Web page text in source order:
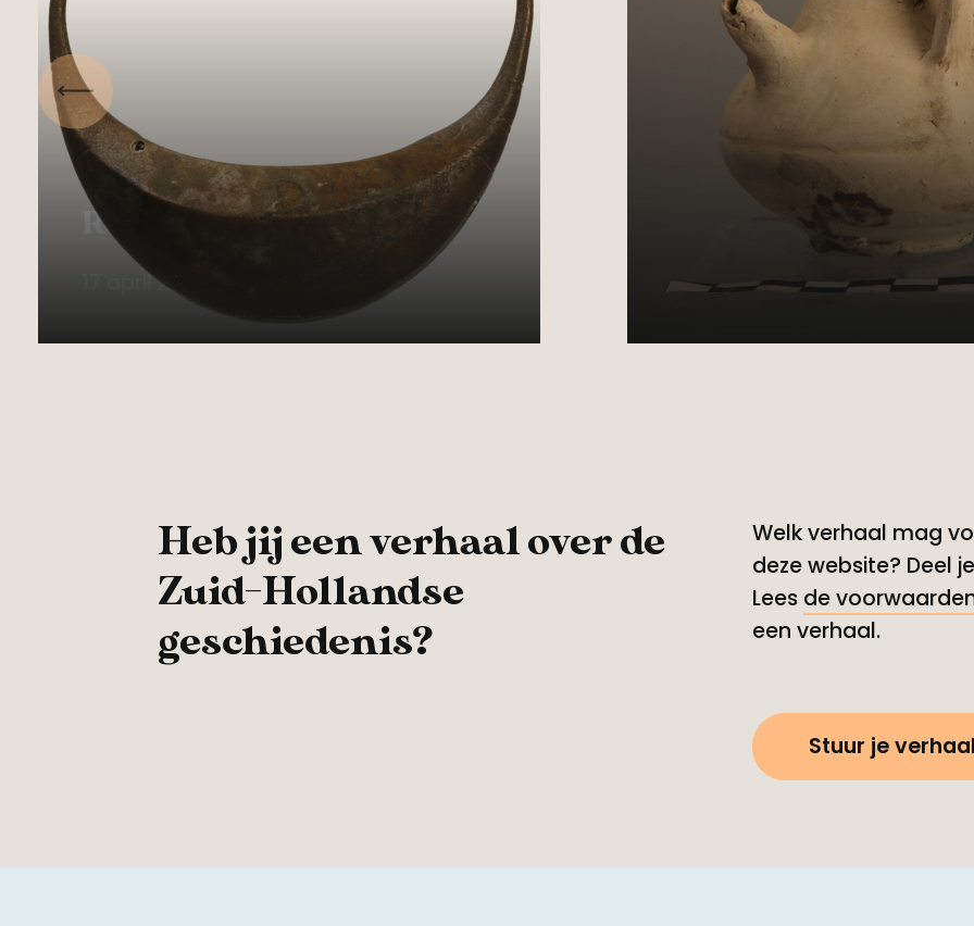
Archeologische vondst:
Romeinse armbeurs
17 april 2023
Archeologische
zuigflesje
25 januari 2023
Vorige
Heb jij een verhaal over de
Zuid-Hollandse
geschiedenis?
Welk verhaal mag
deze website? Deel
Lees de
een verhaal.
Stuur je